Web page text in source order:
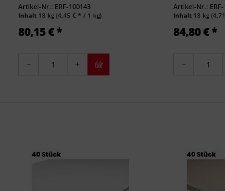
Artikel-Nr.: ERF-100143
Inhalt 18 kg(4,45 € * / 1 kg)
80,15 € *
Artikel-Nr.: ERF-
Inhalt 18 kg
84,80 € *